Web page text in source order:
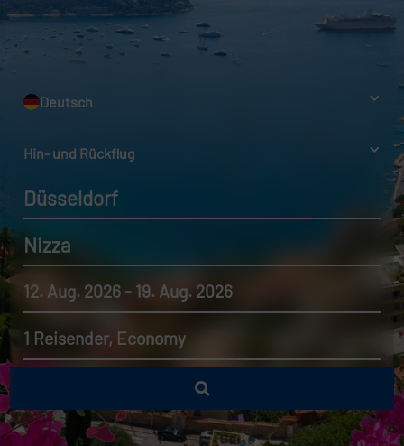
Deutsch
Hin- und Rückflug
Düsseldorf
Nizza
12. Aug. 2026 - 19. Aug. 2026
1 Reisender, Economy